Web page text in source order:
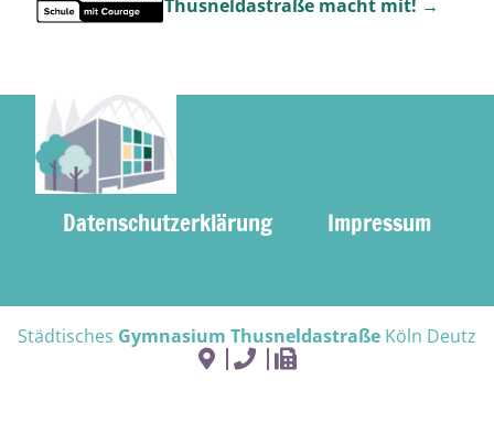
Thusneldastraße macht mit! →
Datenschutzerklärung Impressum
Städtisches Gymnasium Thusneldastraße Köln Deutz